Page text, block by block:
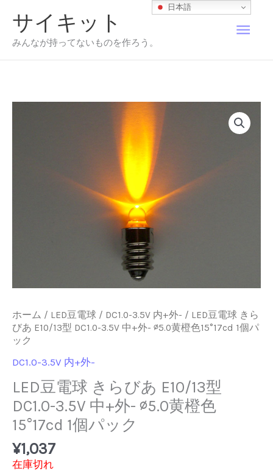
キ
サイキット
みんなが持ってないものを作ろう。
メ
イ
メ
ホーム / LED豆電球 / DC1.0-3.5V 内+外- / LED豆電球 きら
びあ E10/13型 DC1.0-3.5V 中+外- ∅5.0黄橙色15°17cd 1個パ
ック
DC1.0-3.5V 内+外-
LED豆電球 きらびあ E10/13型
DC1.0-3.5V 中+外- ∅5.0黄橙色
15°17cd 1個パック
¥1,037
在庫切れ
日本語